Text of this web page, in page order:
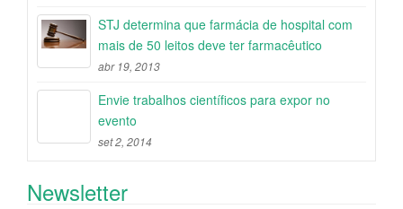
STJ determina que farmácia de hospital com
mais de 50 leitos deve ter farmacêutico
abr 19, 2013
Envie trabalhos científicos para expor no
evento
set 2, 2014
Newsletter